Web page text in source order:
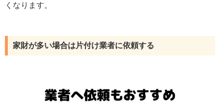
くなります。
家財が多い場合は片付け業者に依頼する